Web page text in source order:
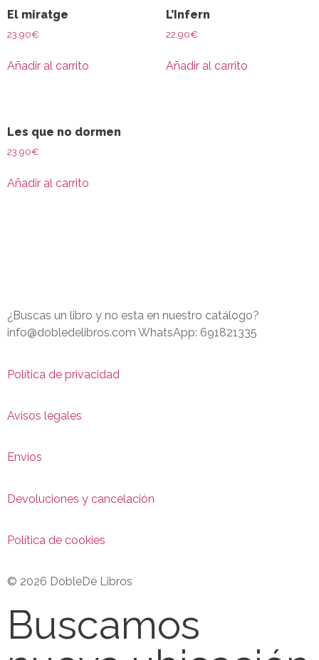
El miratge
23.90€
Añadir al carrito
L’Infern
22.90€
Añadir al carrito
Les que no dormen
23.90€
Añadir al carrito
¿Buscas un libro y no esta en nuestro catálogo?
info@dobledelibros.com WhatsApp: 691821335
Política de privacidad
Avisos legales
Envíos
Devoluciones y cancelación
Política de cookies
© 2026 DobleDé Libros
Buscamos